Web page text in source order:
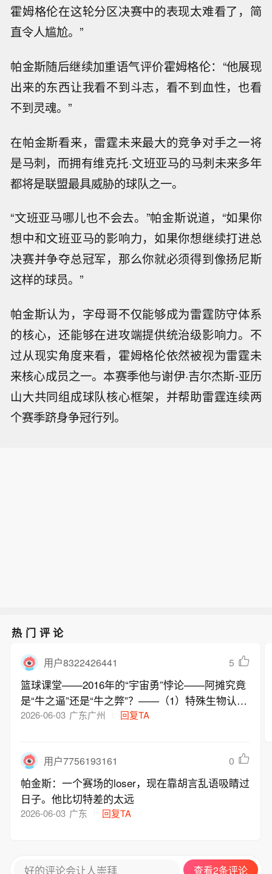
霍姆格伦在这轮分区决赛中的表现太难看了，简
直令人尴尬。”
帕金斯随后继续加重语气评价霍姆格伦：“他展现
出来的东西让我看不到斗志，看不到血性，也看
不到灵魂。”
在帕金斯看来，雷霆未来最大的竞争对手之一将
是马刺，而拥有维克托·文班亚马的马刺未来多年
都将是联盟最具威胁的球队之一。
“文班亚马哪儿也不会去。”帕金斯说道，“如果你
想中和文班亚马的影响力，如果你想继续打进总
决赛并争夺总冠军，那么你就必须得到像扬尼斯
这样的球员。”
帕金斯认为，字母哥不仅能够成为雷霆防守体系
的核心，还能够在进攻端提供统治级影响力。不
过从现实角度来看，霍姆格伦依然被视为雷霆未
来核心成员之一。本赛季他与谢伊·吉尔杰斯-亚历
山大共同组成球队核心框架，并帮助雷霆连续两
个赛季跻身争冠行列。
热门评论
用户8322426441 5
篮球课堂——2016年的“宇宙勇”悖论——阿摊究竟
是“牛之逼”还是“牛之弊”？——（1）特殊生物认为
2016年73胜的“宇宙勇”天下无敌；阿摊的骑士1:3
么会输给骑士呢？ ——骑士岂不是应该更加无
敌？——骑士更加无敌的话，常规赛怎么只有57
胜，与勇士的差距达到惊人的16胜？——难道说骑
士忽略常规赛，勇士更加重视常规赛？——骑士为
规赛划水？——既然常规赛不重要、有些球队会划
2026-06-03 广东广州 回复TA
用户7756193161 0
帕金斯：一个赛场的loser，现在靠胡言乱语吸睛过
日子。他比切特差的太远
2026-06-03 广东 回复TA
好的评论会让人崇拜 查看2条评论